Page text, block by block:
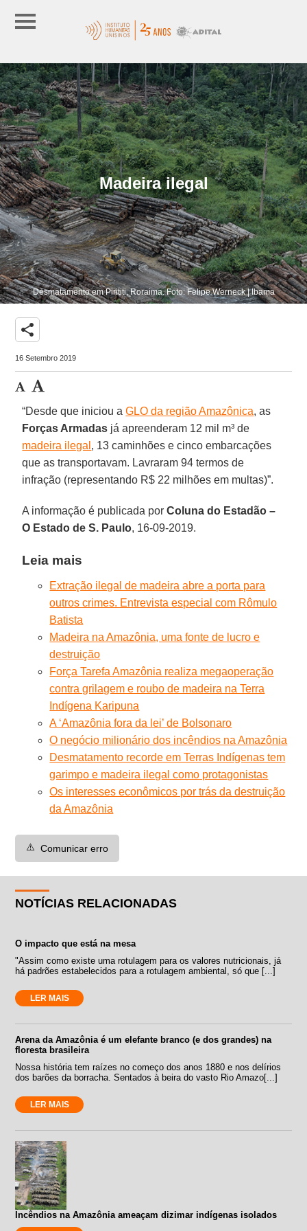
Madeira ilegal
Desmatamento em Pirititi, Roraima. Foto: Felipe Werneck | Ibama
share
16 Setembro 2019
“Desde que iniciou aGLO da região Amazônica, as
Forças Armadas já apreenderam 12 mil m³ de
madeira ilegal , 13 caminhões e cinco embarcações
que as transportavam. Lavraram 94 termos de
infração (representando R$ 22 milhões em multas)”.
A informação é publicada porColuna do Estadão –
O Estado de S. Paulo, 16-09-2019.
Leia mais
Extração ilegal de madeira abre a porta para
outros crimes. Entrevista especial com Rômulo
Batista
Madeira na Amazônia, uma fonte de lucro e
destruição
Força Tarefa Amazônia realiza megaoperação
contra grilagem e roubo de madeira na Terra
Indígena Karipuna
A ‘Amazônia fora da lei’ de Bolsonaro
O negócio milionário dos incêndios na Amazônia
Desmatamento recorde em Terras Indígenas tem
garimpo e madeira ilegal como protagonistas
Os interesses econômicos por trás da destruição
da Amazônia
⚠️ Comunicar erro
NOTÍCIAS RELACIONADAS
O impacto que está na mesa
"Assim como existe uma rotulagem para os valores nutricionais, já
há padrões estabelecidos para a rotulagem ambiental, só que [...]
LER MAIS
Arena da Amazônia é um elefante branco (e dos grandes) na
floresta brasileira
Nossa história tem raízes no começo dos anos 1880 e nos delírios
dos barões da borracha. Sentados à beira do vasto Rio Amazo[...]
LER MAIS
Incêndios na Amazônia ameaçam dizimar indígenas isolados